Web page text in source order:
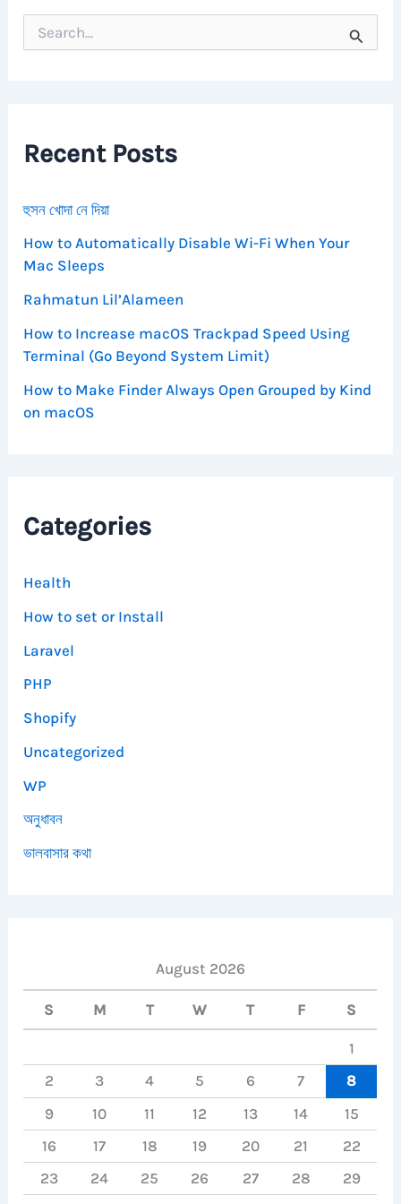
o
rRecent Posts
হুসন খোদা নে দিয়া
How to Automatically Disable Wi-Fi When Your
Mac Sleeps
Rahmatun Lil’Alameen
How to Increase macOS Trackpad Speed Using
Terminal (Go Beyond System Limit)
How to Make Finder Always Open Grouped by Kind
on macOS
Categories
Health
How to set or Install
Laravel
PHP
Shopify
Uncategorized
WP
অনুধাবন
ভালবাসার কথা
August 2026
S M T W T F S
1
2
3 4 5 6 7
8
9
10 11 12 13 14
15
16
17 18 19 20 21
22
23
24 25 26 27 28
29